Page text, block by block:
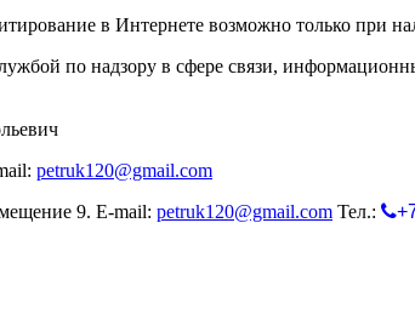
в Интернете возможно только при
по надзору в сфере связи,
petruk120@gmail.com
9. E-mail: petruk120@gmail.com Тел.: